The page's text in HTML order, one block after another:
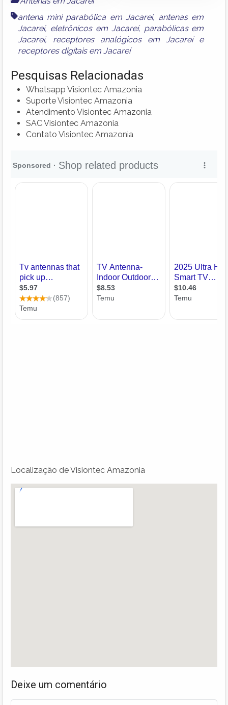
antena mini parabólica em Jacareí, antenas em
Jacareí, eletrônicos em Jacareí, parabólicas em
Jacareí, receptores analógicos em Jacareíe
receptores digitais em Jacareí
Pesquisas Relacionadas
Whatsapp Visiontec Amazonia
Suporte Visiontec Amazonia
Atendimento Visiontec Amazonia
SAC Visiontec Amazonia
Contato Visiontec Amazonia
Localização de Visiontec Amazonia
Deixe um comentário